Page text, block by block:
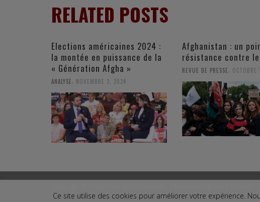
RELATED POSTS
Elections américaines 2024 :
la montée en puissance de la
« Génération Afgha »
ANALYSE NOVEMBRE 2, 2024
Afghanistan : un
résistance contre
REVUE DE PRESSE
Copyright © 2009. All rights reserved. |Legal Terms|Contact
Ce site utilise des cookies pour améliorer votre expérience.